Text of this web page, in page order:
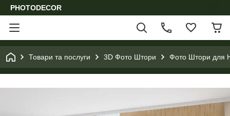
PHOTODECOR
Товари та послуги 3D Фото Штори Фото Штори для